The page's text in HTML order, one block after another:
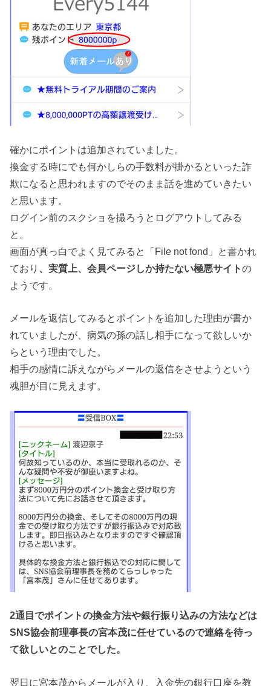
確かにポイントは追加されていました。
換金する時にでも何かしらの手数料が掛かるといった詐
欺になると思われますのでそのまま話を進めていきたい
と思います。
ログイン前のスクショを撮ろうとログアウトしてみる
と。
画面が真っ白でよく見てみると「File not fond」と書かれ
ており 、実質上、会員ページしか持たない極悪サイトの
ようです。
メールを返信してみるとポイントを追加した理由が書か
れていましたが、病気の孫の話し相手になって欲しいか
らという理由でした。
相手の感情に訴えながらメールの返信をさせようという
魂胆が目に見えます。
2通目でポイントの換金方法や銀行振り込みの方法などは
SNS協会前理事長の宮本茂に任せているので連絡を待っ
て欲しいとのことでした。
翌日に宮本茂からメールが入り、入金先の銀行口座を教